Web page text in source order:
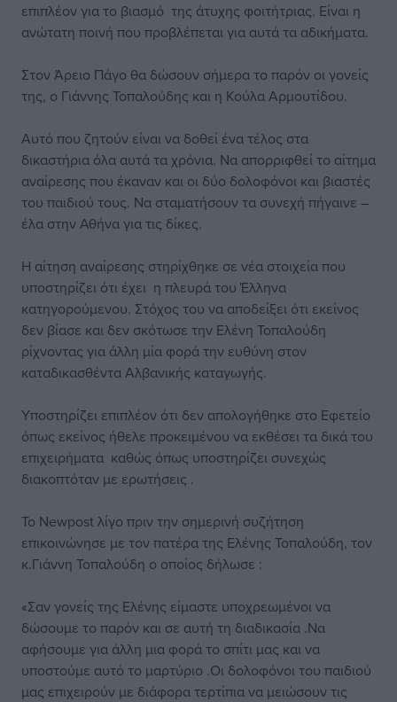
επιπλέον για το βιασμό της άτυχης φοιτήτριας. Είναι η
ανώτατη ποινή που προβλέπεται για αυτά τα αδικήματα.
Στον Άρειο Πάγο θα δώσουν σήμερα το παρόν οι γονείς
της, ο Γιάννης Τοπαλούδης και η Κούλα Αρμουτίδου.
Αυτό που ζητούν είναι να δοθεί ένα τέλος στα
δικαστήρια όλα αυτά τα χρόνια. Να απορριφθεί το αίτημα
αναίρεσης που έκαναν και οι δύο δολοφόνοι και βιαστές
του παιδιού τους. Να σταματήσουν τα συνεχή πήγαινε –
έλα στην Αθήνα για τις δίκες.
Η αίτηση αναίρεσης στηρίχθηκε σε νέα στοιχεία που
υποστηρίζει ότι έχει η πλευρά του Έλληνα
κατηγορούμενου. Στόχος του να αποδείξει ότι εκείνος
δεν βίασε και δεν σκότωσε την Ελένη Τοπαλούδη
ρίχνοντας για άλλη μία φορά την ευθύνη στον
καταδικασθέντα Αλβανικής καταγωγής.
Υποστηρίζει επιπλέον ότι δεν απολογήθηκε στο Εφετείο
όπως εκείνος ήθελε προκειμένου να εκθέσει τα δικά του
επιχειρήματα καθώς όπως υποστηρίζει συνεχώς
διακοπτόταν με ερωτήσεις .
To Newpost λίγο πριν την σημερινή συζήτηση
επικοινώνησε με τον πατέρα της Ελένης Τοπαλούδη, τον
κ.Γιάννη Τοπαλούδη ο οποίος δήλωσε :
«Σαν γονείς της Ελένης είμαστε υποχρεωμένοι να
δώσουμε το παρόν και σε αυτή τη διαδικασία .Να
αφήσουμε για άλλη μια φορά το σπίτι μας και να
υποστούμε αυτό το μαρτύριο .Οι δολοφόνοι του παιδιού
μας επιχειρούν με διάφορα τερτίπια να μειώσουν τις